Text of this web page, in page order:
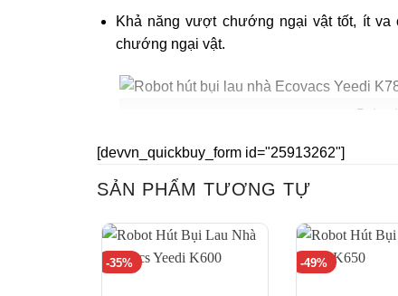
Khả năng vượt chướng ngại vật tốt, ít
chướng ngại vật.
Robot
sàn là mình ghét lắm, quét nhẹ thế nào thì
Địa chỉ mua Robot hút bụi
[devvn_quickbuy_form id="25913262"]
SẢN PHẨM TƯƠNG TỰ
-35% -49%